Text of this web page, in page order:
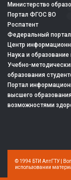
Министерство
Портал ФГОС ВО
Роспатент
Федеральный
Центр
Наука и образование
Учебно-
образования
Портал
высшего
возможностями
© 1994 БТИ АлтГТУ |
использовании